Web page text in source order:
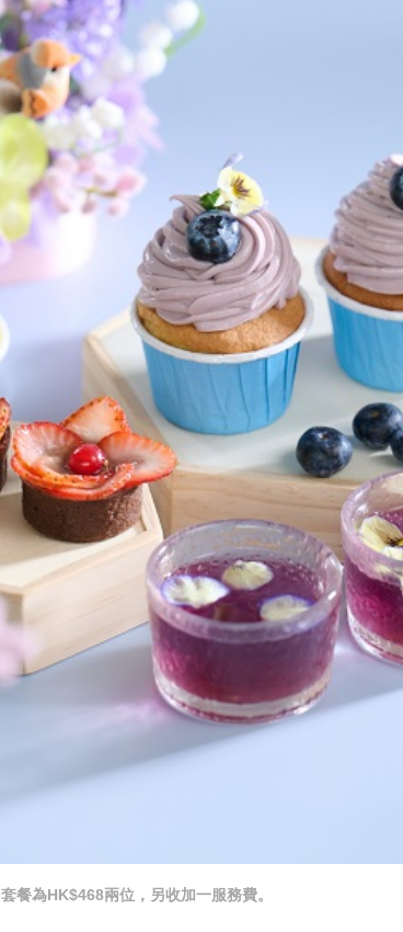
套餐為HK$468兩位，另收加一服務費。